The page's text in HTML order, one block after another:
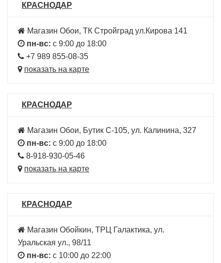
КРАСНОДАР
Магазин Обои, ТК Стройград ул.Кирова 141
пн-вс: с 9:00 до 18:00
+7 989 855-08-35
показать на карте
КРАСНОДАР
Магазин Обои, Бутик С-105, ул. Калинина, 327
пн-вс: с 9:00 до 18:00
8-918-930-05-46
показать на карте
КРАСНОДАР
Магазин Обойкин, ТРЦ Галактика, ул.
Уральская ул., 98/11
пн-вс: с 10:00 до 22:00